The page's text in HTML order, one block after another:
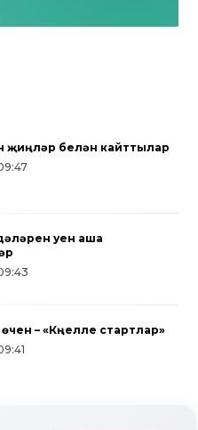
җиңүләр белән кайттылар
уен аша
– «Күңелле стартлар»
тугызынчы